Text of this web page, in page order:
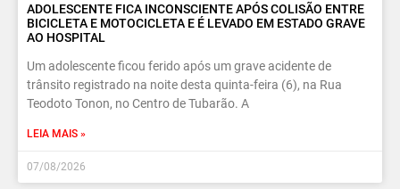
ADOLESCENTE FICA INCONSCIENTE APÓS COLISÃO ENTRE
BICICLETA E MOTOCICLETA E É LEVADO EM ESTADO GRAVE
AO HOSPITAL
Um adolescente ficou ferido após um grave acidente de
trânsito registrado na noite desta quinta-feira (6), na Rua
Teodoto Tonon, no Centro de Tubarão. A
LEIA MAIS »
07/08/2026